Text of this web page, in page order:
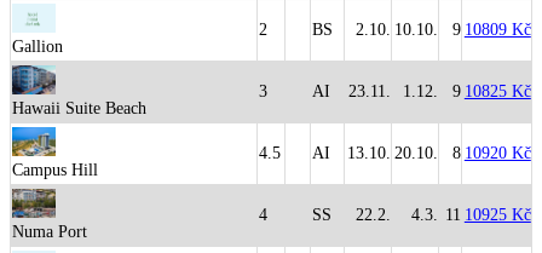
Gallion
2 BS 2.10. 10.10. 9 10809 Kč
Hawaii Suite Beach
3 AI 23.11. 1.12. 9 10825 Kč
Campus Hill
4.5 AI 13.10. 20.10. 8 10920 Kč
Numa Port
4 SS 22.2. 4.3. 11 10925 Kč